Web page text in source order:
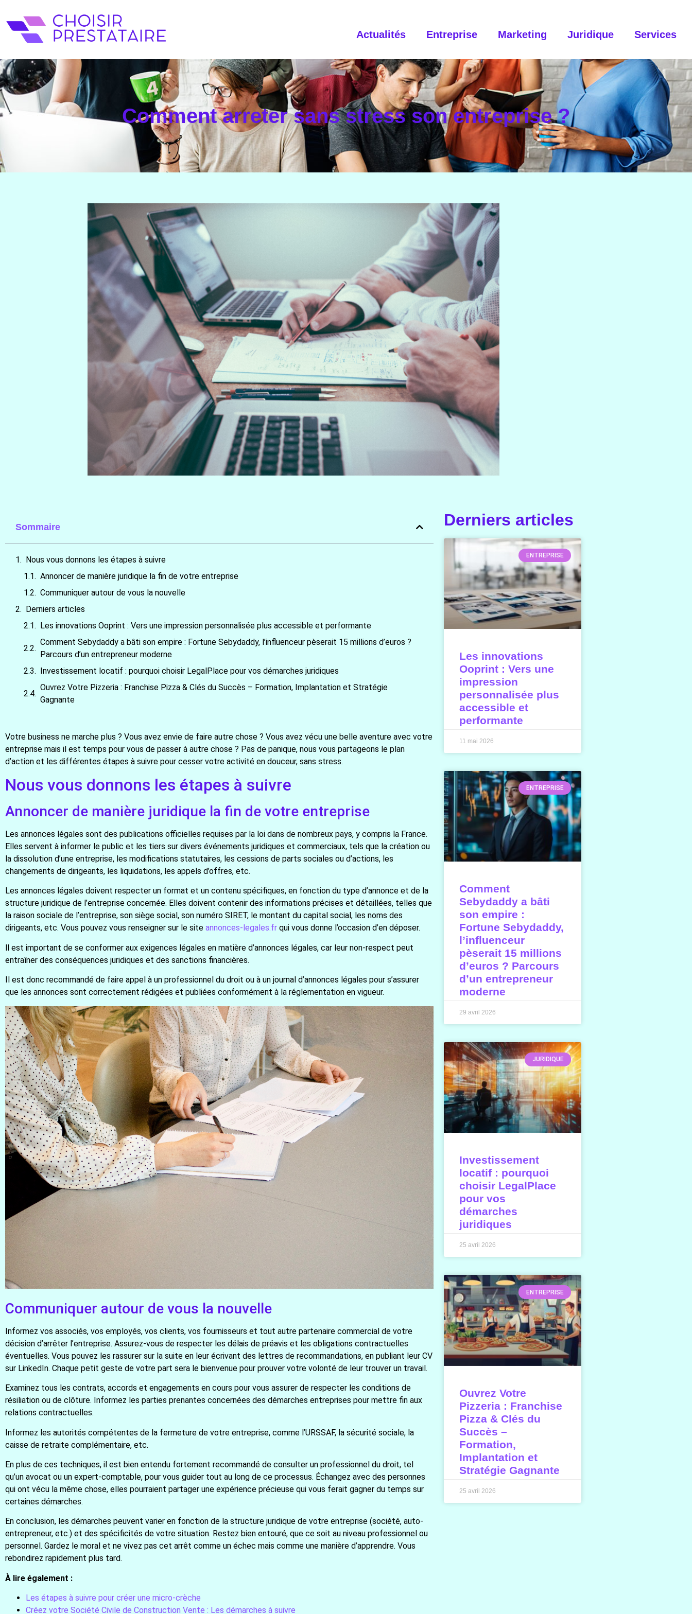
Actualités Entreprise Marketing Juridique Services
Comment arreter sans stress son entreprise ?
Sommaire
Nous vous donnons les étapes à suivre
Annoncer de manière juridique la fin de votre entreprise
Communiquer autour de vous la nouvelle
Derniers articles
Les innovations Ooprint : Vers une impression personnalisée plus accessible et performante
Comment Sebydaddy a bâti son empire : Fortune Sebydaddy, l’influenceur pèserait 15 millions d’euros ?
Parcours d’un entrepreneur moderne
Investissement locatif : pourquoi choisir LegalPlace pour vos démarches juridiques
Ouvrez Votre Pizzeria : Franchise Pizza & Clés du Succès – Formation, Implantation et Stratégie
Gagnante
Votre business ne marche plus ? Vous avez envie de faire autre chose ? Vous avez vécu une belle aventure avec votre
entreprise mais il est temps pour vous de passer à autre chose ? Pas de panique, nous vous partageons le plan
d’action et les différentes étapes à suivre pour cesser votre activité en douceur, sans stress.
Nous vous donnons les étapes à suivre
Annoncer de manière juridique la fin de votre entreprise
Les annonces légales sont des publications officielles requises par la loi dans de nombreux pays, y compris la France.
Elles servent à informer le public et les tiers sur divers événements juridiques et commerciaux, tels que la création ou
la dissolution d’une entreprise, les modifications statutaires, les cessions de parts sociales ou d’actions, les
changements de dirigeants, les liquidations, les appels d’offres, etc.
Les annonces légales doivent respecter un format et un contenu spécifiques, en fonction du type d’annonce et de la
structure juridique de l’entreprise concernée. Elles doivent contenir des informations précises et détaillées, telles que
la raison sociale de l’entreprise, son siège social, son numéro SIRET, le montant du capital social, les noms des
dirigeants, etc. Vous pouvez vous renseigner sur le site annonces-legales.fr qui vous donne l’occasion d’en déposer.
ll est important de se conformer aux exigences légales en matière d’annonces légales, car leur non-respect peut
entraîner des conséquences juridiques et des sanctions financières.
Il est donc recommandé de faire appel à un professionnel du droit ou à un journal d’annonces légales pour s’assurer
que les annonces sont correctement rédigées et publiées conformément à la réglementation en vigueur.
Communiquer autour de vous la nouvelle
Informez vos associés, vos employés, vos clients, vos fournisseurs et tout autre partenaire commercial de votre
décision d’arrêter l’entreprise. Assurez-vous de respecter les délais de préavis et les obligations contractuelles
éventuelles. Vous pouvez les rassurer sur la suite en leur écrivant des lettres de recommandations, en publiant leur CV
sur LinkedIn. Chaque petit geste de votre part sera le bienvenue pour prouver votre volonté de leur trouver un travail.
Examinez tous les contrats, accords et engagements en cours pour vous assurer de respecter les conditions de
résiliation ou de clôture. Informez les parties prenantes concernées des démarches entreprises pour mettre fin aux
relations contractuelles.
Informez les autorités compétentes de la fermeture de votre entreprise, comme l’URSSAF, la sécurité sociale, la
caisse de retraite complémentaire, etc.
En plus de ces techniques, il est bien entendu fortement recommandé de consulter un professionnel du droit, tel
qu’un avocat ou un expert-comptable, pour vous guider tout au long de ce processus. Échangez avec des personnes
qui ont vécu la même chose, elles pourraient partager une expérience précieuse qui vous ferait gagner du temps sur
certaines démarches.
En conclusion, les démarches peuvent varier en fonction de la structure juridique de votre entreprise (société, auto-
entrepreneur, etc.) et des spécificités de votre situation. Restez bien entouré, que ce soit au niveau professionnel ou
personnel. Gardez le moral et ne vivez pas cet arrêt comme un échec mais comme une manière d’apprendre. Vous
rebondirez rapidement plus tard.
À lire également :
Les étapes à suivre pour créer une micro-crèche
Créez votre Société Civile de Construction Vente : Les démarches à suivre
Derniers articles
ENTREPRISE
Les innovations
Ooprint : Vers une
impression
personnalisée plus
accessible et
performante
11 mai 2026
ENTREPRISE
Comment
Sebydaddy a bâti
son empire :
Fortune Sebydaddy,
l’influenceur
pèserait 15 millions
d’euros ? Parcours
d’un entrepreneur
moderne
29 avril 2026
JURIDIQUE
Investissement
locatif : pourquoi
choisir LegalPlace
pour vos
démarches
juridiques
25 avril 2026
ENTREPRISE
Ouvrez Votre
Pizzeria : Franchise
Pizza & Clés du
Succès –
Formation,
Implantation et
Stratégie Gagnante
25 avril 2026